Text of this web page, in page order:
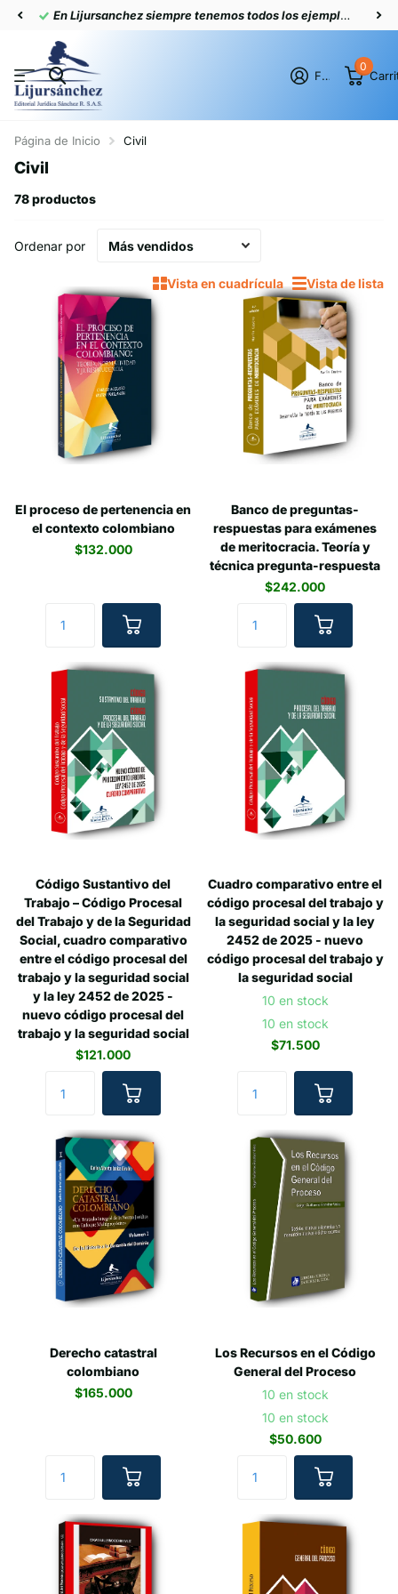
En Lijursanchez siempre tenemos todos los ejemplares actualizados
Firme en el registro
0
Página de Inicio Civil
Civil
78 productos
Vista en cuadrícula Vista de lista
Ordenar por
El proceso de pertenencia en
el contexto colombiano
$132.000
Banco de preguntas-
respuestas para exámenes
de meritocracia. Teoría y
técnica pregunta-respuesta
$242.000
Código Sustantivo del
Trabajo – Código Procesal
del Trabajo y de la Seguridad
Social, cuadro comparativo
entre el código procesal del
trabajo y la seguridad social
y la ley 2452 de 2025 -
nuevo código procesal del
trabajo y la seguridad social
$121.000
Cuadro comparativo entre el
código procesal del trabajo y
la seguridad social y la ley
2452 de 2025 - nuevo
código procesal del trabajo y
la seguridad social
10 en stock
10 en stock
$71.500
Derecho catastral
colombiano
$165.000
Los Recursos en el Código
General del Proceso
10 en stock
10 en stock
$50.600